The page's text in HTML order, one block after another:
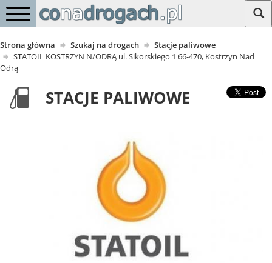
Strona główna Szukaj na drogach
Stacje paliwowe
STATOIL KOSTRZYN N/ODRĄ ul. Sikorskiego 1 66-470, Kostrzyn Nad
Odrą
STACJE PALIWOWE